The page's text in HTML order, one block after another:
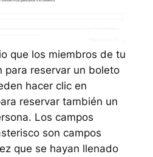
que los miembros de tu
para reservar un boleto
hacer clic en
reservar también un
Los campos
son campos
que se hayan llenado